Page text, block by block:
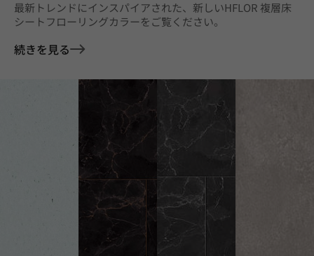
最新トレンドにインスパイアされた、新しいHFLOR 複層床
シートフローリングカラーをご覧ください。
続きを見る